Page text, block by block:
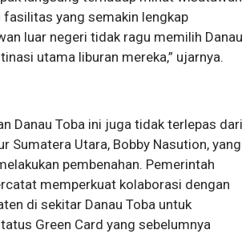
fasilitas yang semakin lengkap
luar negeri tidak ragu memilih Danau
utama liburan mereka,” ujarnya.
Danau Toba ini juga tidak terlepas dari
Sumatera Utara, Bobby Nasution, yang
pembenahan. Pemerintah
memperkuat kolaborasi dengan
di sekitar Danau Toba untuk
Green Card yang sebelumnya